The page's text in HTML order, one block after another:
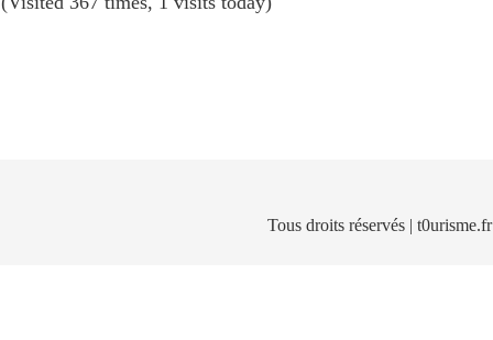
Tous droits réservés | t0urisme.fr